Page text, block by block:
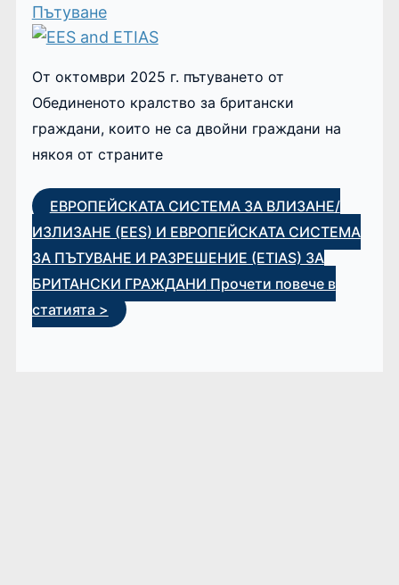
Пътуване
От октомври 2025 г. пътуването от
Обединеното кралство за британски
граждани, които не са двойни граждани на
някоя от страните
ЕВРОПЕЙСКАТА СИСТЕМА ЗА ВЛИЗАНЕ/
ИЗЛИЗАНЕ (EES) И ЕВРОПЕЙСКАТА СИСТЕМА
ЗА ПЪТУВАНЕ И РАЗРЕШЕНИЕ (ETIAS) ЗА
БРИТАНСКИ ГРАЖДАНИ Прочети повече в
статията >